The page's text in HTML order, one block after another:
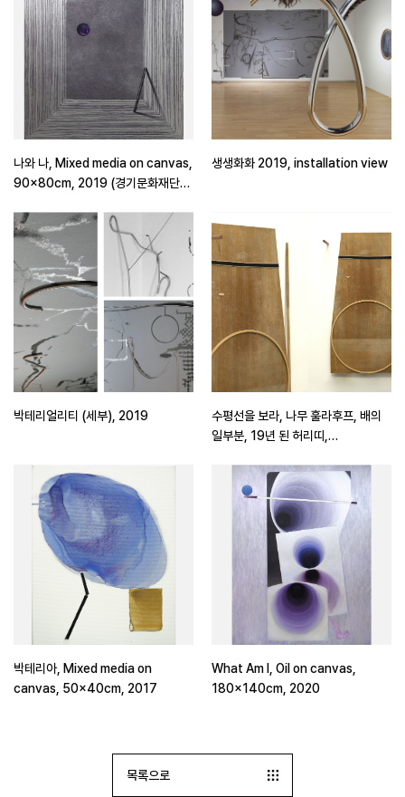
나와 나, Mixed media on canvas,
90×80cm, 2019 (경기문화재단
생생화화 2019, installation view
박테리얼리티 (세부), 2019
수평선을 보라, 나무 훌라후프, 배의
일부분, 19년 된 허리띠,
박테리아, Mixed media on
canvas, 50×40cm, 2017
What Am I, Oil on canvas,
180x140cm, 2020
목록으로